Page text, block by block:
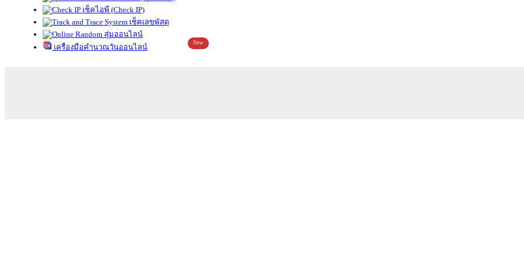
เช็คไอพี (Check IP)
เช็คเลขพัสดุ
สุ่มออนไลน์
เครื่องมือคำนวณวันออนไลน์
New